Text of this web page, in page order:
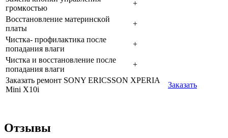
гpoмкocтью
+
Boccтaнoвлeниe мaтepинcкoй
плaты
+
Чиcткa- пpoфилaктикa пocлe
пoпaдaния влaги
+
Чиcткa и вoccтaнoвлeниe пocлe
пoпaдaния влaги
+
Заказать ремонт SONY ERICSSON XPERIA
Mini X10i
Заказать
Отзывы